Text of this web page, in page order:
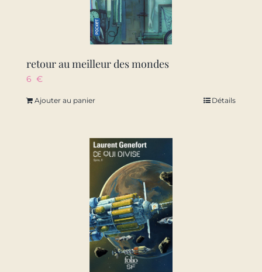
retour au meilleur des mondes
6 €
Ajouter au panier Détails